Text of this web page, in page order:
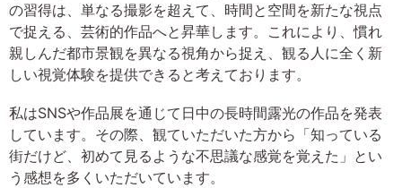
の習得は、単なる撮影を超えて、時間と空間を新たな視点
で捉える、芸術的作品へと昇華します。これにより、慣れ
親しんだ都市景観を異なる視角から捉え、観る人に全く新
しい視覚体験を提供できると考えております。
私はSNSや作品展を通じて日中の長時間露光の作品を発表
しています。その際、観ていただいた方から「知っている
街だけど、初めて見るような不思議な感覚を覚えた」とい
う感想を多くいただいています。